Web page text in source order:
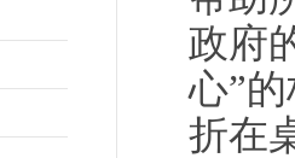
政府
心”
折在